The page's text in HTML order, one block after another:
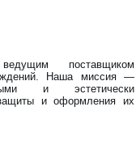
поставщиком
Наша миссия —
и эстетически
и оформления их